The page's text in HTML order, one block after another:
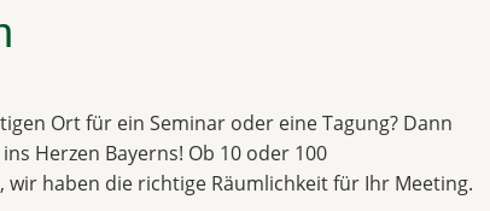
Ort für ein Seminar oder eine Tagung? Dann
Herzen Bayerns! Ob 10 oder 100
wir haben die richtige Räumlichkeit für Ihr Meeting.